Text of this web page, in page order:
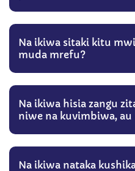
Na ikiwa sitaki kitu
muda mrefu?
Na ikiwa hisia zangu
niwe na kuvimbiwa,
Na ikiwa nataka